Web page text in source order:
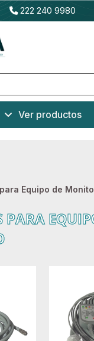
222 240 9980
Ver productos
Equipo de
PARA